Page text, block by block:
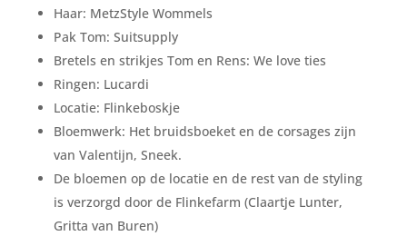
Haar: MetzStyle Wommels
Pak Tom: Suitsupply
Bretels en strikjes Tom en Rens: We love ties
Ringen: Lucardi
Locatie: Flinkeboskje
Bloemwerk: Het bruidsboeket en de corsages zijn
van Valentijn, Sneek.
De bloemen op de locatie en de rest van de styling
is verzorgd door de Flinkefarm (Claartje Lunter,
Gritta van Buren)